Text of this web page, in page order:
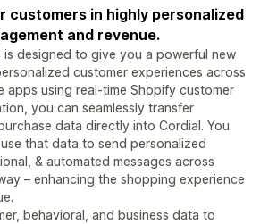
customers in highly personalized
and revenue.
is designed to give you a powerful new
customer experiences across
apps using real-time Shopify customer
you can seamlessly transfer
data directly into Cordial. You
that data to send personalized
& automated messages across
– enhancing the shopping experience
behavioral, and business data to